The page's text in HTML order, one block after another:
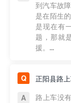
到汽车故
是在陌生
是现在有
题，那就
援。...
正阳县路
路上车没